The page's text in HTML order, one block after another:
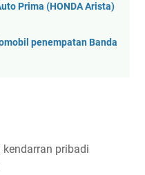
Prima (HONDA Arista)
penempatan Banda
pribadi